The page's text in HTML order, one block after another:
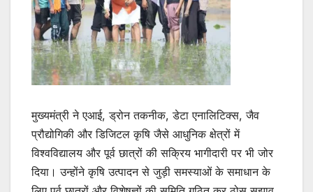
मुख्यमंत्री ने एआई, ड्रोन तकनीक, डेटा एनालिटिक्स, जैव
प्रौद्योगिकी और डिजिटल कृषि जैसे आधुनिक क्षेत्रों में
विश्वविद्यालय और पूर्व छात्रों की सक्रिय भागीदारी पर भी जोर
दिया। उन्होंने कृषि उत्पादन से जुड़ी समस्याओं के समाधान के